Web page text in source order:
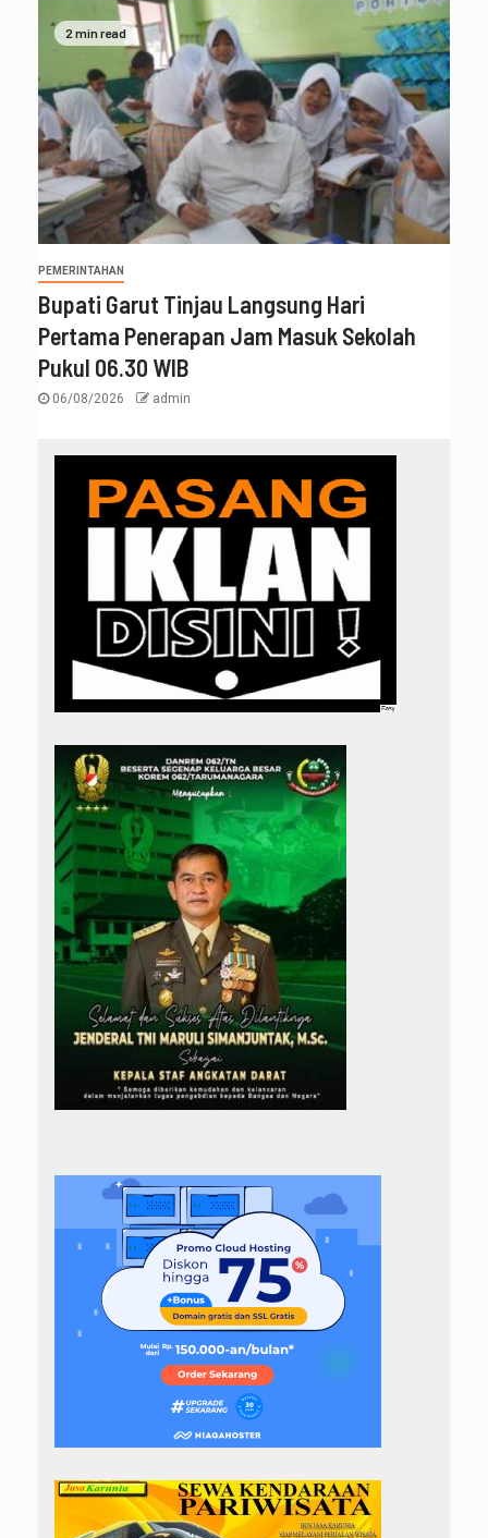
2 min read
PEMERINTAHAN
Bupati Garut Tinjau Langsung Hari
Pertama Penerapan Jam Masuk Sekolah
Pukul 06.30 WIB
06/08/2026 admin